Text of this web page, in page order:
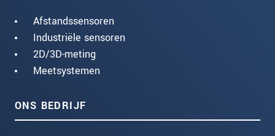
Afstandssensoren
Industriële sensoren
2D/3D-meting
Meetsystemen
ONS BEDRIJF